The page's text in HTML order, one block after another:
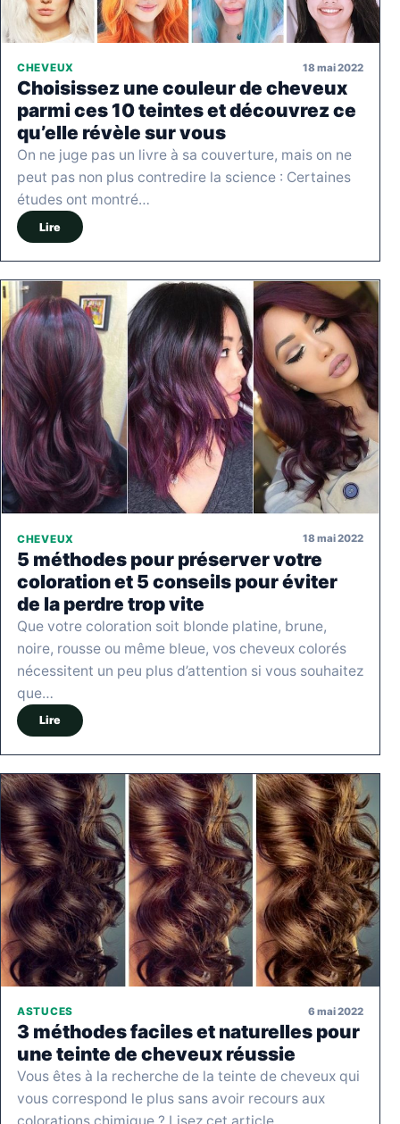
CHEVEUX 18 mai 2022
Choisissez une couleur de cheveux
parmi ces 10 teintes et découvrez ce
qu’elle révèle sur vous
On ne juge pas un livre à sa couverture, mais on ne
peut pas non plus contredire la science : Certaines
études ont montré…
Lire
CHEVEUX 18 mai 2022
5 méthodes pour préserver votre
coloration et 5 conseils pour éviter
de la perdre trop vite
Que votre coloration soit blonde platine, brune,
noire, rousse ou même bleue, vos cheveux colorés
nécessitent un peu plus d’attention si vous souhaitez
que…
Lire
ASTUCES 6 mai 2022
3 méthodes faciles et naturelles pour
une teinte de cheveux réussie
Vous êtes à la recherche de la teinte de cheveux qui
vous correspond le plus sans avoir recours aux